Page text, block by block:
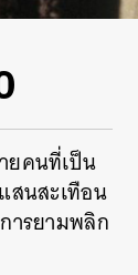
ยคนที่เป็น
นสะเทือน
ารยามพลิก